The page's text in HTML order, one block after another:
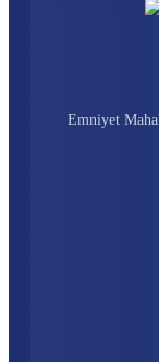
Emniyet